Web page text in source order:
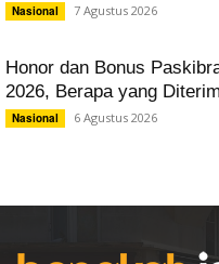
Nasional 7 Agustus 2026
Honor dan Bonus
2026, Berapa yang
Nasional 6 Agustus 2026